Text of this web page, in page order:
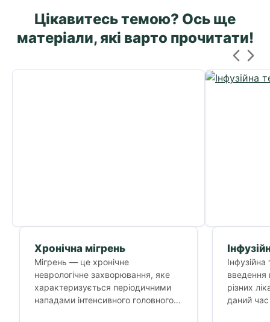
Цікавитесь темою? Ось ще
матеріали, які варто прочитати!
Хронічна мігрень
Мігрень — це хронічне
неврологічне захворювання, яке
характеризується періодичними
нападами інтенсивного головного
введення
різних
даний